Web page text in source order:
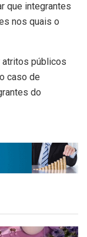
que integrantes
nos quais o
atritos públicos
caso de
do